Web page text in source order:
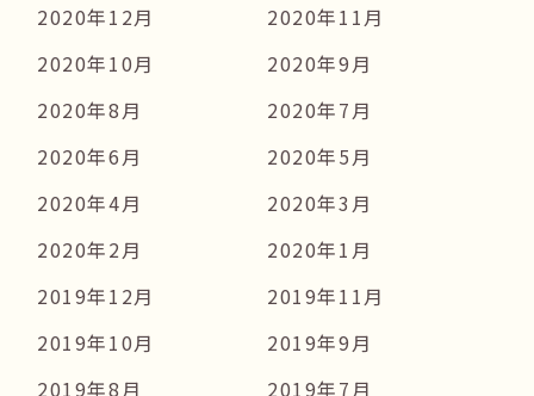
2020年12月
2020年11月
2020年10月
2020年9月
2020年8月
2020年7月
2020年6月
2020年5月
2020年4月
2020年3月
2020年2月
2020年1月
2019年12月
2019年11月
2019年10月
2019年9月
2019年8月
2019年7月